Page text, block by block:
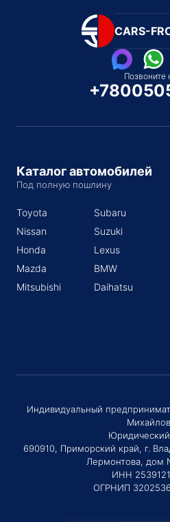
CARS-
Позвоните
Каталог автомобилей
Под полную пошлину
Toyota
Nissan
Honda
Mazda
Mitsubishi
Subaru
Suzuki
Lexus
BMW
Daihatsu
Индивидуальный
690910, Приморский край, г.
Лермонтова, дом
ИНН
ОГРНИП